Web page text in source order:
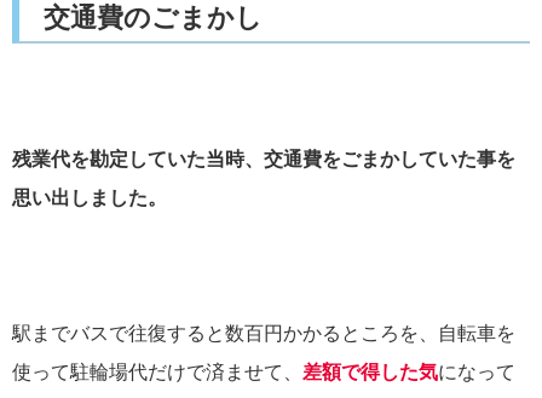
交通費のごまかし
残業代を勘定していた当時、交通費をごまかしていた事を
思い出しました。
駅までバスで往復すると数百円かかるところを、自転車を
使って駐輪場代だけで済ませて、 差額で得した気になって